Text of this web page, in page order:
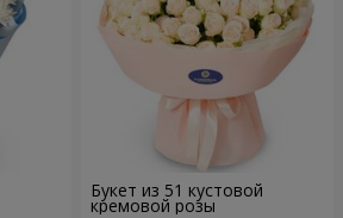
Букет из 51 кустовой
кремовой розы